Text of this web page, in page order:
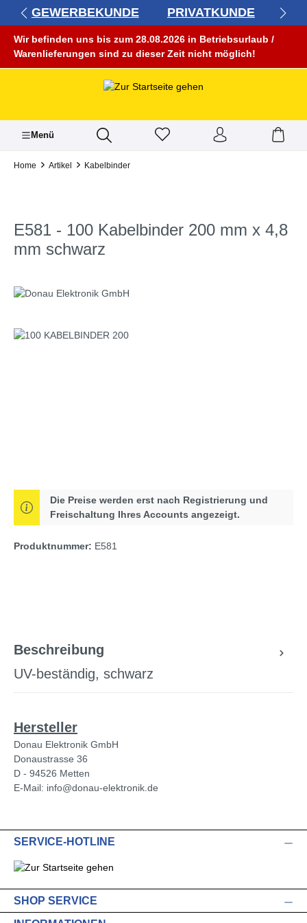
springen
GEWERBEKUNDE PRIVATKUNDE
Wir befinden uns bis zum 28.08.2026 in Betriebsurlaub /
Warenlieferungen sind zu dieser Zeit nicht möglich!
Menü
Home Artikel Kabelbinder
E581 - 100 Kabelbinder 200 mm x 4,8
mm schwarz
Bildergalerie überspringen
Die Preise werden erst nach Registrierung und
Freischaltung Ihres Accounts angezeigt.
Produktnummer: E581
Beschreibung
UV-beständig, schwarz
Hersteller
Donau Elektronik GmbH
Donaustrasse 36
D - 94526 Metten
E-Mail: info@donau-elektronik.de
SERVICE-HOTLINE
SHOP SERVICE